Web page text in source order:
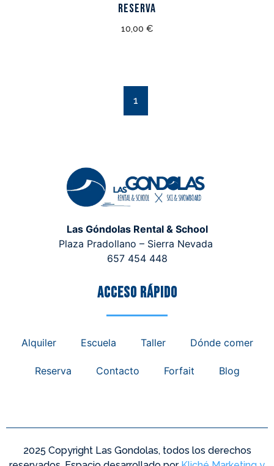
Reserva
10,00 €
1
Las Góndolas Rental & School
Plaza Pradollano – Sierra Nevada
657 454 448
Acceso rápido
Alquiler Escuela Taller Dónde comer
Reserva Contacto Forfait Blog
2025 Copyright Las Gondolas, todos los derechos